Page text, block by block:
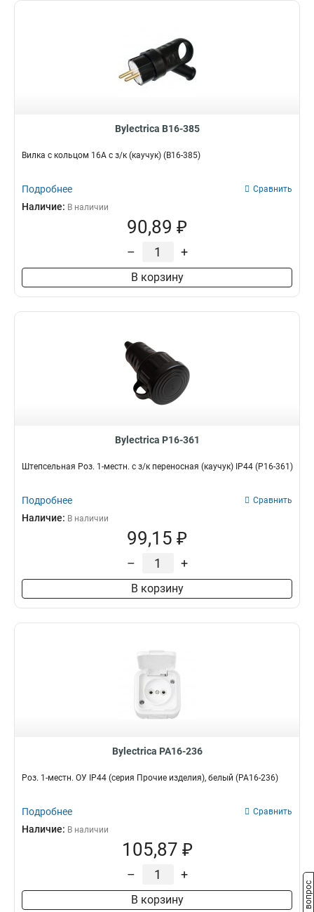
Bylectrica В16-385
Вилка с кольцом 16А с з/к (каучук) (В16-385)
Подробнее Сравнить
Наличие: В наличии
90,89 ₽
– +
В корзину
Bylectrica Р16-361
Штепсельная Роз. 1-местн. с з/к переносная (каучук) IP44 (Р16-361)
Подробнее Сравнить
Наличие: В наличии
99,15 ₽
– +
В корзину
Bylectrica РА16-236
Роз. 1-местн. ОУ IP44 (серия Прочие изделия), белый (РА16-236)
Подробнее Сравнить
Наличие: В наличии
105,87 ₽
– +
В корзину